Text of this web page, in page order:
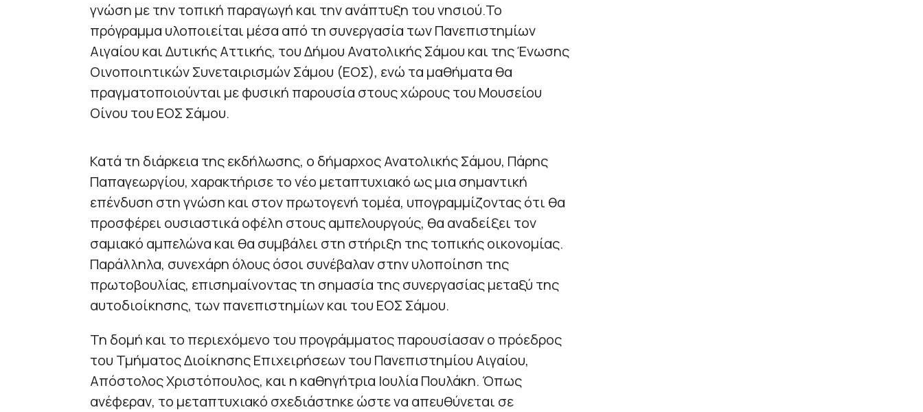
γνώση με την τοπική παραγωγή και την ανάπτυξη του νησιού.Το
πρόγραμμα υλοποιείται μέσα από τη συνεργασία των Πανεπιστημίων
Αιγαίου και Δυτικής Αττικής, του Δήμου Ανατολικής Σάμου και της Ένωσης
Οινοποιητικών Συνεταιρισμών Σάμου (ΕΟΣ), ενώ τα μαθήματα θα
πραγματοποιούνται με φυσική παρουσία στους χώρους του Μουσείου
Οίνου του ΕΟΣ Σάμου.
Κατά τη διάρκεια της εκδήλωσης, ο δήμαρχος Ανατολικής Σάμου, Πάρης
Παπαγεωργίου, χαρακτήρισε το νέο μεταπτυχιακό ως μια σημαντική
επένδυση στη γνώση και στον πρωτογενή τομέα, υπογραμμίζοντας ότι θα
προσφέρει ουσιαστικά οφέλη στους αμπελουργούς, θα αναδείξει τον
σαμιακό αμπελώνα και θα συμβάλει στη στήριξη της τοπικής οικονομίας.
Παράλληλα, συνεχάρη όλους όσοι συνέβαλαν στην υλοποίηση της
πρωτοβουλίας, επισημαίνοντας τη σημασία της συνεργασίας μεταξύ της
αυτοδιοίκησης, των πανεπιστημίων και του ΕΟΣ Σάμου.
Τη δομή και το περιεχόμενο του προγράμματος παρουσίασαν ο πρόεδρος
του Τμήματος Διοίκησης Επιχειρήσεων του Πανεπιστημίου Αιγαίου,
Απόστολος Χριστόπουλος, και η καθηγήτρια Ιουλία Πουλάκη. Όπως
ανέφεραν, το μεταπτυχιακό σχεδιάστηκε ώστε να απευθύνεται σε